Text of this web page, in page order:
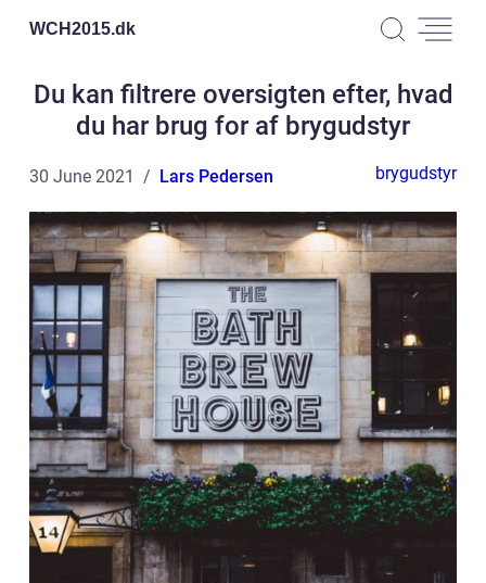
WCH2015.dk
Du kan filtrere oversigten efter, hvad
du har brug for af brygudstyr
30 June 2021 Lars Pedersen brygudstyr